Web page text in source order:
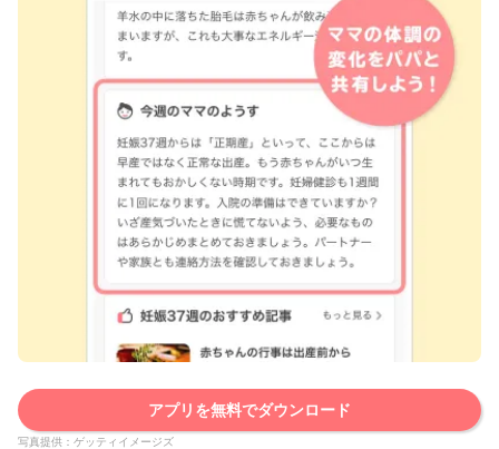
アプリを無料でダウンロード
写真提供：ゲッティイメージズ